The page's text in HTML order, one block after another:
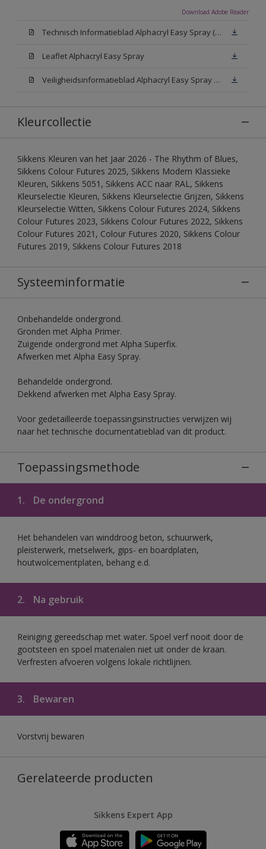
Download Adobe Reader
Technisch Informatieblad Alphacryl Easy Spray (PDF)
Leaflet Alphacryl Easy Spray
Veiligheidsinformatieblad Alphacryl Easy Spray White W05 (MSDS)
Kleurcollectie
Sikkens Kleuren van het Jaar 2026 - The Rhythm of Blues,
Sikkens Colour Futures 2025, Sikkens Modern Klassieke
Kleuren, Sikkens 5051, Sikkens ACC naar RAL, Sikkens
Kleurselectie Kleuren, Sikkens Kleurselectie Grijzen, Sikkens
Kleurselectie Witten, Sikkens Colour Futures 2024, Sikkens
Colour Futures 2023, Sikkens Colour Futures 2022, Sikkens
Colour Futures 2021, Colour Futures 2020, Sikkens Colour
Futures 2019, Sikkens Colour Futures 2018
Systeeminformatie
Onbehandelde ondergrond.
Gronden met Alpha Primer.
Zuigende ondergrond met Alpha Superfix.
Afwerken met Alpha Easy Spray.
Behandelde ondergrond.
Dekkend afwerken met Alpha Easy Spray.
Voor gedetailleerde toepassingsinstructies verwijzen wij
naar het technische documentatieblad van dit product.
Toepassingsmethode
1. De ondergrond
Het behandelen van winddroog beton, schuurwerk,
pleisterwerk, metselwerk, gips- en boardplaten,
houtwolcementplaten, behang e.d.
2. Na gebruik
Reiniging gereedschap met water. Spoel verf nooit door de
gootsteen en spoel materialen niet uit onder de kraan.
Verfresten afvoeren volgens lokale richtlijnen.
3. Bewaren
Vorstvrij bewaren
Gerelateerde producten
Sikkens Expert App